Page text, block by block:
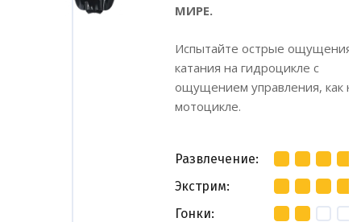
МИРЕ.
Испытайте острые ощущения
катания на гидроцикле с
ощущением управления, как на
мотоцикле.
Развлечение
Экстрим
Гонки